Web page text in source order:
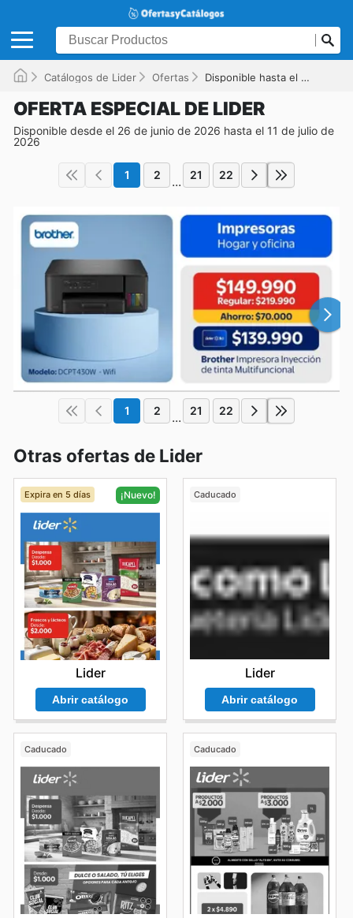
Catálogos de Lider Ofertas Disponible hasta el 11-07-2026
OFERTA ESPECIAL DE LIDER
Disponible desde el 26 de junio de 2026 hasta el 11 de julio de
2026
1 2 ... 21 22
1 2 ... 21 22
Otras ofertas de Lider
Expira en 5 días ¡Nuevo!
Lider
Abrir catálogo
Caducado
Lider
Abrir catálogo
Caducado Caducado